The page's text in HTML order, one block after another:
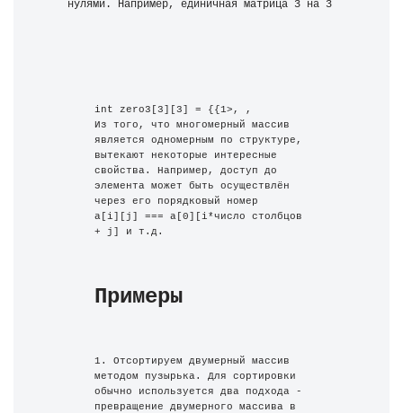
нулями. Например, единичная матрица 3 на 3
Из того, что многомерный массив
является одномерным по структуре,
вытекают некоторые интересные
свойства. Например, доступ до
элемента может быть осуществлён
через его порядковый номер
a[i][j] === a[0][i*число столбцов
+ j] и т.д.
Примеры
1. Отсортируем двумерный массив
методом пузырька. Для сортировки
обычно используется два подхода -
превращение двумерного массива в